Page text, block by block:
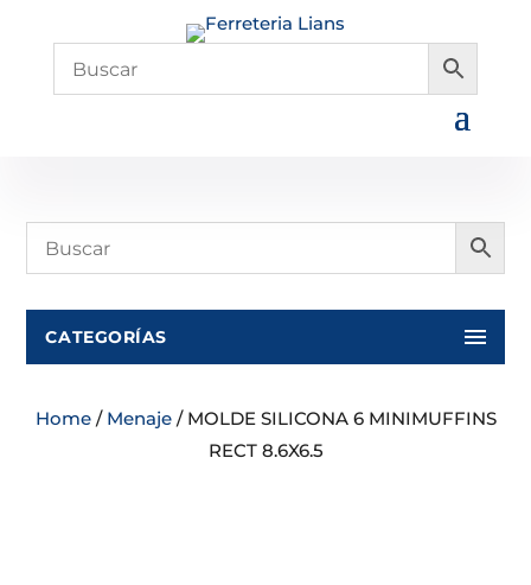
CATEGORÍAS
Home/ Menaje/ MOLDE SILICONA 6 MINIMUFFINS
RECT 8.6X6.5